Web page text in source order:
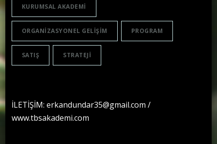
KURUMSAL AKADEMI
ORGANIZASYONEL GELIŞIM PROGRAM
SATIŞ STRATEJI
İLETİŞİM: erkandundar35@gmail.com /
www.tbsakademi.com